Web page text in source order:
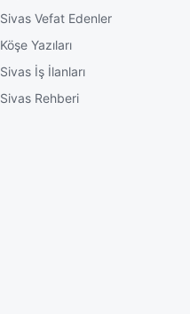
Sivas Vefat Edenler
Köşe Yazıları
Sivas İş İlanları
Sivas Rehberi